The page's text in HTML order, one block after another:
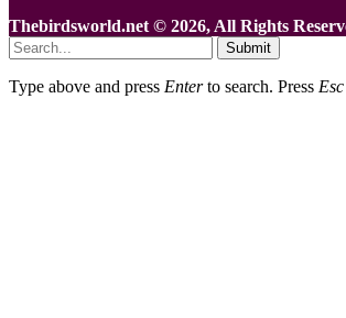
Thebirdsworld.net © 2026, All Rights
Submit
Type above and press Enterto search. Press Esc